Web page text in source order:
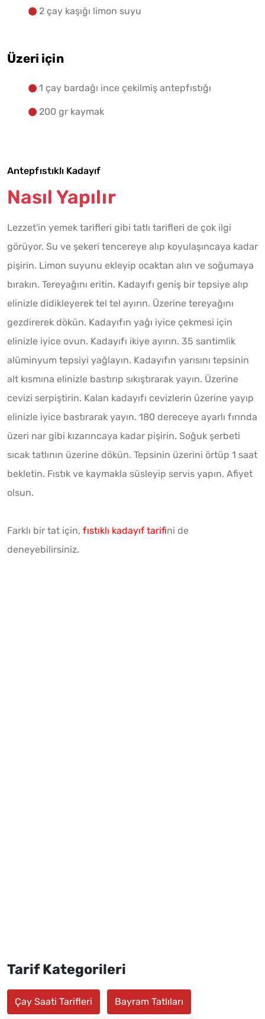
2 çay kaşığı limon suyu
Üzeri için
1 çay bardağı ince çekilmiş antepfıstığı
200 gr kaymak
Antepfıstıklı Kadayıf
Nasıl Yapılır
Lezzet'in yemek tarifleri gibi tatlı tarifleri de çok ilgi
görüyor. Su ve şekeri tencereye alıp koyulaşıncaya kadar
pişirin. Limon suyunu ekleyip ocaktan alın ve soğumaya
bırakın. Tereyağını eritin. Kadayıfı geniş bir tepsiye alıp
elinizle didikleyerek tel tel ayırın. Üzerine tereyağını
gezdirerek dökün. Kadayıfın yağı iyice çekmesi için
elinizle iyice ovun. Kadayıfı ikiye ayırın. 35 santimlik
alüminyum tepsiyi yağlayın. Kadayıfın yarısını tepsinin
alt kısmına elinizle bastırıp sıkıştırarak yayın. Üzerine
cevizi serpiştirin. Kalan kadayıfı cevizlerin üzerine yayıp
elinizle iyice bastırarak yayın. 180 dereceye ayarlı fırında
üzeri nar gibi kızarıncaya kadar pişirin. Soğuk şerbeti
sıcak tatlının üzerine dökün. Tepsinin üzerini örtüp 1 saat
bekletin. Fıstık ve kaymakla süsleyip servis yapın. Afiyet
olsun.
Farklı bir tat için, fıstıklı kadayıf tarifini de
deneyebilirsiniz.
Tarif Kategorileri
Çay Saati Tarifleri Bayram Tatlıları